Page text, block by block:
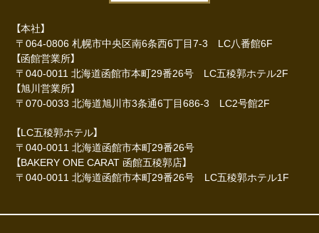
【本社】
〒064-0806 札幌市中央区南6条西6丁目7-3 LC八番館6F
【函館営業所】
〒040-0011 北海道函館市本町29番26号 LC五稜郭ホテル2F
【旭川営業所】
〒070-0033 北海道旭川市3条通6丁目686-3 LC2号館2F
【LC五稜郭ホテル】
〒040-0011 北海道函館市本町29番26号
【BAKERY ONE CARAT 函館五稜郭店】
〒040-0011 北海道函館市本町29番26号 LC五稜郭ホテル1F